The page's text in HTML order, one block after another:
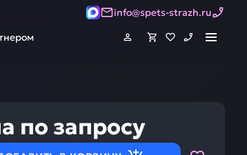
info@spets-strazh.ru
по запросу